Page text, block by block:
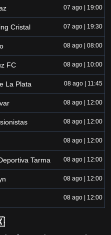
07 ago | 19:00
Cristal 07 ago | 19:30
08 ago | 08:00
FC 08 ago | 10:00
La Plata 08 ago | 11:45
08 ago | 12:00
08 ago | 12:00
08 ago | 12:00
Tarma 08 ago | 12:00
08 ago | 12:00
08 ago | 12:00